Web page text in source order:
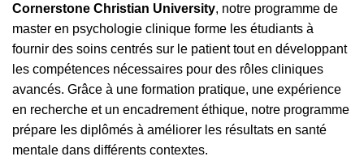
Cornerstone Christian University, notre programme de
master en psychologie clinique forme les étudiants à
fournir des soins centrés sur le patient tout en développant
les compétences nécessaires pour des rôles cliniques
avancés. Grâce à une formation pratique, une expérience
en recherche et un encadrement éthique, notre programme
prépare les diplômés à améliorer les résultats en santé
mentale dans différents contextes.